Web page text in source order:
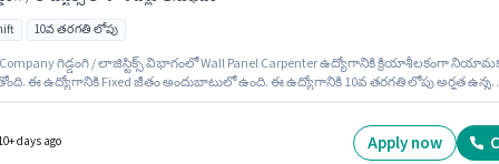
10వ తరగతి లోపు
Company గిడ్డంగి / లాజిస్టిక్స్ విభాగంలో Wall Panel Carpenter ఉద్యోగానికి క్రియాశీలకంగా
ఈ ఉద్యోగానికి Fixed జీతం అందుబాటులో ఉంది. ఈ ఉద్యోగానికి 10వ తరగతి లోపు అర్హత ఉన్న
6 days working ఉన్నాయి.
days ago Apply now